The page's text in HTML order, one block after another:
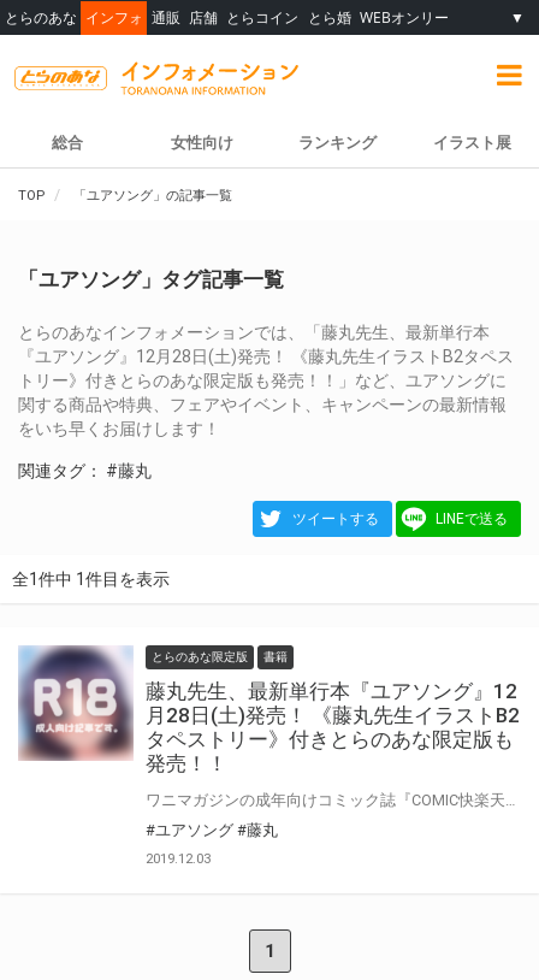
とらのあな インフォ 通販 店舗 とらコイン とら婚 WEBオンリー ▼
総合 女性向け ランキング イラスト展
TOP 「ユアソング」の記事一覧
「ユアソング」タグ記事一覧
とらのあなインフォメーションでは、「藤丸先生、最新単行本
『ユアソング』12月28日(土)発売！ 《藤丸先生イラストB2タペス
トリー》付きとらのあな限定版も発売！！」など、ユアソングに
関する商品や特典、フェアやイベント、キャンペーンの最新情報
をいち早くお届けします！
関連タグ： #藤丸
ツイートする LINEで送る
全1件中 1件目を表示
とらのあな限定版 書籍
藤丸先生、最新単行本『ユアソング』12
月28日(土)発売！ 《藤丸先生イラストB2
タペストリー》付きとらのあな限定版も
発売！！
#ユアソング #藤丸
2019.12.03
1